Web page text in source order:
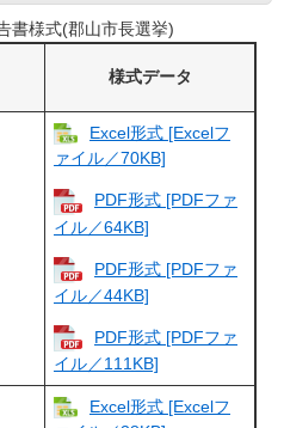
書様式(郡山市長選挙)
様式データ
Excel形式 [Excelフ
ァイル／70KB]
PDF形式 [PDFファ
イル／64KB]
PDF形式 [PDFファ
イル／44KB]
PDF形式 [PDFファ
イル／111KB]
Excel形式 [Excelフ